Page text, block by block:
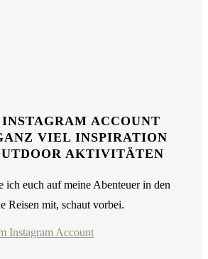
ACCOUNT
VIEL INSPIRATION
AKTIVITÄTEN
ich euch auf meine Abenteuer in den
Reisen mit, schaut vorbei.
Instagram Account